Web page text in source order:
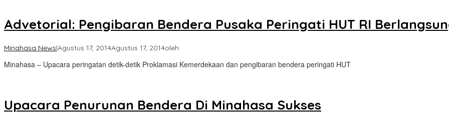
Advetorial: Pengibaran Bendera Pusaka Peringati HUT RI
Minahasa News|Agustus 17, 2014Agustus 17, 2014oleh
Minahasa – Upacara peringatan detik-detik Proklamasi Kemerdekaan dan pengibaran bendera peringati HUT
Upacara Penurunan Bendera Di Minahasa Sukses